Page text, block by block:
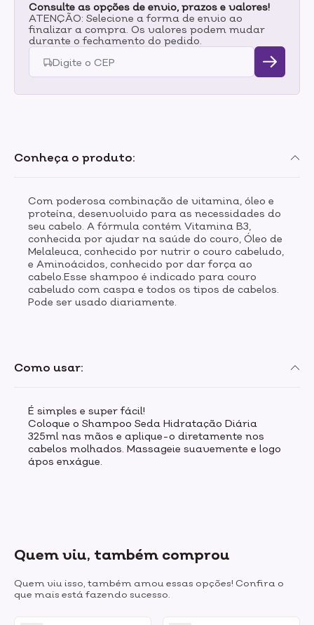
tipos de cabelos. Pode ser usado diariamente.
Consulte as opções de envio, prazos e valores!
ATENÇÃO: Selecione a forma de envio ao
finalizar a compra. Os valores podem mudar
durante o fechamento do pedido.
Como usar:
É simples e super fácil!
Coloque o Shampoo Seda Hidratação Diária
325ml nas mãos e aplique-o diretamente nos
cabelos molhados. Massageie suavemente e logo
ápos enxágue.
Conheça o produto:
Com poderosa combinação de vitamina, óleo e
proteína, desenvolvido para as necessidades do
seu cabelo. A fórmula contém Vitamina B3,
conhecida por ajudar na saúde do couro, Óleo de
Melaleuca, conhecido por nutrir o couro cabeludo,
e Aminoácidos, conhecido por dar força ao
cabelo.Esse shampoo é indicado para couro
cabeludo com caspa e todos os tipos de cabelos.
Pode ser usado diariamente.
Quem viu, também comprou
Quem viu isso, também amou essas opções! Confira o
que mais está fazendo sucesso.